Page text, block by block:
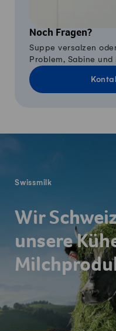
Noch Fragen?
Suppe versalzen
Problem, Sabine
Swissmilk
Wir
unsere